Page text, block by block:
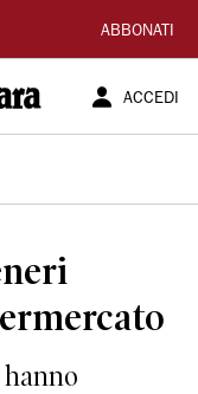
ABBONATI
ACCEDI